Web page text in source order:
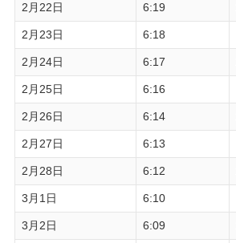
2月22日 6:19
2月23日 6:18
2月24日 6:17
2月25日 6:16
2月26日 6:14
2月27日 6:13
2月28日 6:12
3月1日 6:10
3月2日 6:09